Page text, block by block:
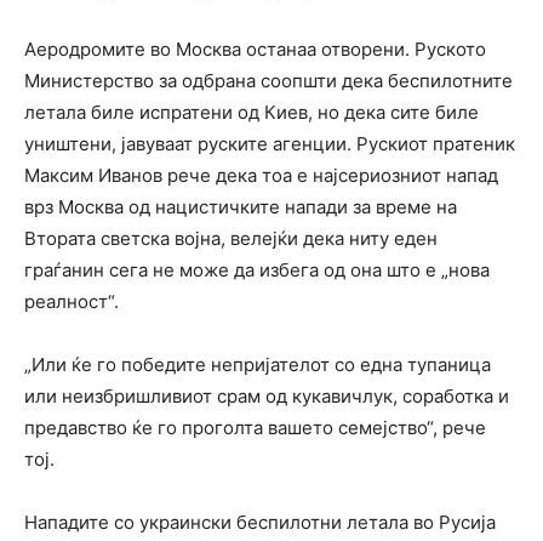
Аеродромите во Москва останаа отворени. Руското
Министерство за одбрана соопшти дека беспилотните
летала биле испратени од Киев, но дека сите биле
уништени, јавуваат руските агенции. Рускиот пратеник
Максим Иванов рече дека тоа е најсериозниот напад
врз Москва од нацистичките напади за време на
Втората светска војна, велејќи дека ниту еден
граѓанин сега не може да избега од она што е „нова
реалност“.
„Или ќе го победите непријателот со една тупаница
или неизбришливиот срам од кукавичлук, соработка и
предавство ќе го проголта вашето семејство“, рече
тој.
Нападите со украински беспилотни летала во Русија